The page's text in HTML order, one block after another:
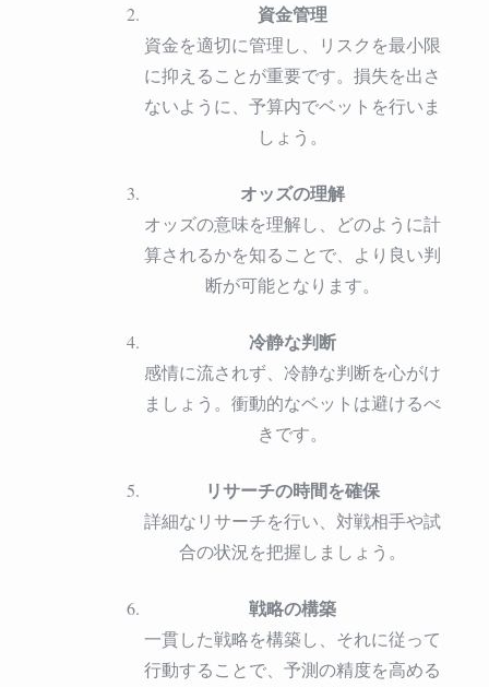
資金管理
資金を適切に管理し、リスクを最小限
に抑えることが重要です。損失を出さ
ないように、予算内でベットを行いま
しょう。
オッズの理解
オッズの意味を理解し、どのように計
算されるかを知ることで、より良い判
断が可能となります。
冷静な判断
感情に流されず、冷静な判断を心がけ
ましょう。衝動的なベットは避けるべ
きです。
リサーチの時間を確保
詳細なリサーチを行い、対戦相手や試
合の状況を把握しましょう。
戦略の構築
一貫した戦略を構築し、それに従って
行動することで、予測の精度を高める